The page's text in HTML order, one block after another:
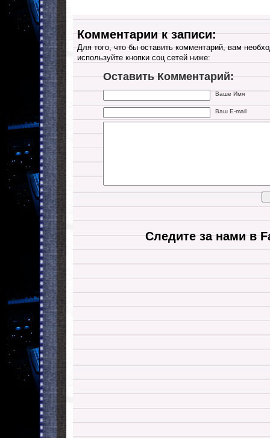
Комментарии к записи:
Для того, что бы оставить комментарий, вам
используйте кнопки соц сетей ниже:
Оставить Комментарий:
Ваше Имя
Ваш E-mail
Следите за нами в